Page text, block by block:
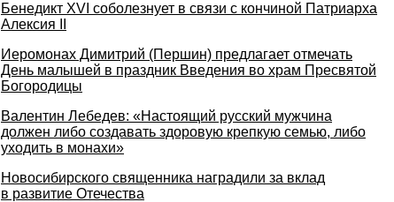
Бенедикт XVI соболезнует в связи с кончиной Патриарха
Алексия II
Иеромонах Димитрий (Першин) предлагает отмечать
День малышей в праздник Введения во храм Пресвятой
Богородицы
Валентин Лебедев: «Настоящий русский мужчина
должен либо создавать здоровую крепкую семью, либо
уходить в монахи»
Новосибирского священника наградили за вклад
в развитие Отечества